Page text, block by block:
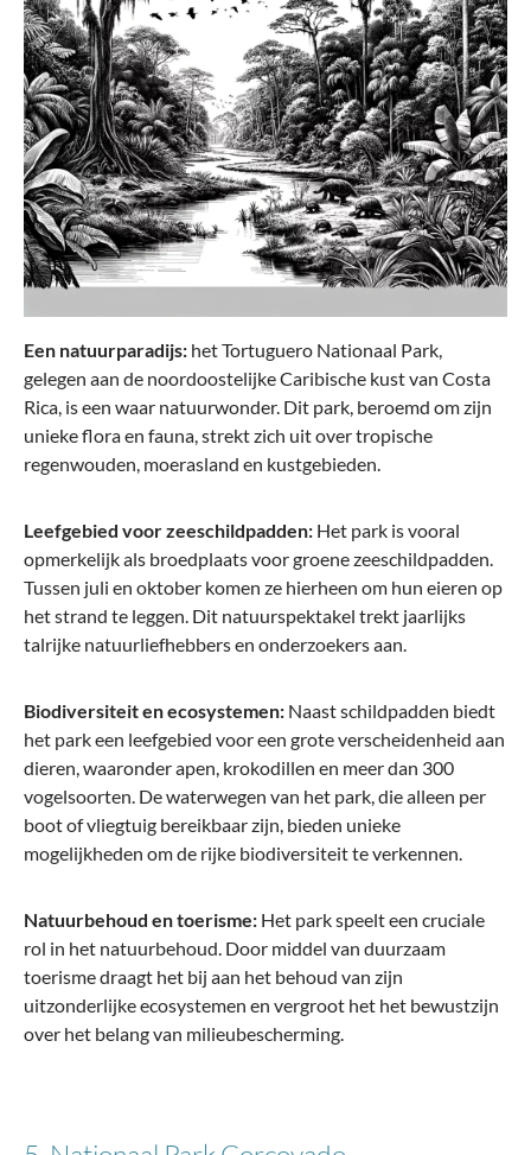
Een natuurparadijs: het Tortuguero Nationaal Park,
gelegen aan de noordoostelijke Caribische kust van Costa
Rica, is een waar natuurwonder. Dit park, beroemd om zijn
unieke flora en fauna, strekt zich uit over tropische
regenwouden, moerasland en kustgebieden.
Leefgebied voor zeeschildpadden: Het park is vooral
opmerkelijk als broedplaats voor groene zeeschildpadden.
Tussen juli en oktober komen ze hierheen om hun eieren op
het strand te leggen. Dit natuurspektakel trekt jaarlijks
talrijke natuurliefhebbers en onderzoekers aan.
Biodiversiteit en ecosystemen: Naast schildpadden biedt
het park een leefgebied voor een grote verscheidenheid aan
dieren, waaronder apen, krokodillen en meer dan 300
vogelsoorten. De waterwegen van het park, die alleen per
boot of vliegtuig bereikbaar zijn, bieden unieke
mogelijkheden om de rijke biodiversiteit te verkennen.
Natuurbehoud en toerisme: Het park speelt een cruciale
rol in het natuurbehoud. Door middel van duurzaam
toerisme draagt het bij aan het behoud van zijn
uitzonderlijke ecosystemen en vergroot het het bewustzijn
over het belang van milieubescherming.